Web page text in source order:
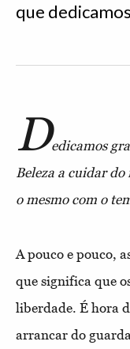
que
Dedicamos
Beleza a cuidar do
o mesmo com o
A pouco e pouco,
que significa que
liberdade. É hora
arrancar do